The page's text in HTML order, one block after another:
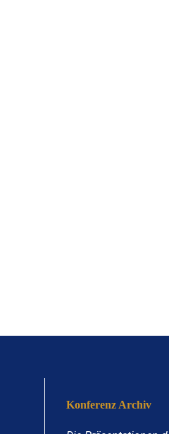
Konferenz Archiv